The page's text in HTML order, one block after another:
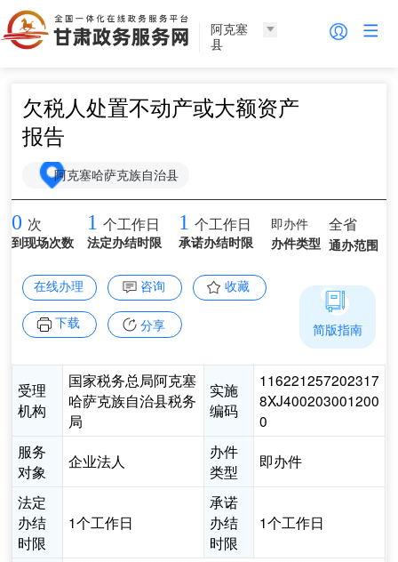
阿克塞
县
欠税人处置不动产或大额资产
报告
阿克塞哈萨克族自治县
0 次
到现场次数
1 个工作日
法定办结时限
1 个工作日
承诺办结时限
即办件
办件类型
全省
通办范围
在线办理 咨询 收藏
下载 分享
受理
机构
国家税务总局阿克塞
哈萨克族自治县税务
局
实施
编码
116221257202317
8XJ400203001200
0
服务
对象
企业法人
办件
类型
即办件
法定
办结
时限
1个工作日
承诺
办结
时限
1个工作日
简版指南